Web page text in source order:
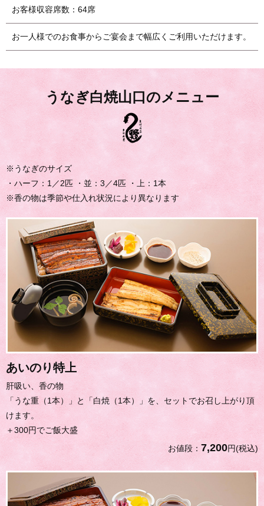
お客様収容席数：64席
お一人様でのお食事からご宴会まで幅広くご利用いただけます。
うなぎ白焼山口のメニュー
※うなぎのサイズ
・ハーフ：1／2匹 ・並：3／4匹 ・上：1本
※香の物は季節や仕入れ状況により異なります
あいのり特上
肝吸い、香の物
「うな重（1本）」と「白焼（1本）」を、セットでお召し上がり頂
けます。
＋300円でご飯大盛
お値段： 7,200円(税込)